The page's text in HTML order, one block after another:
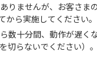
りませんが、お客さま
ら実施してください。
数十分間、動作が遅く
らないでください）。